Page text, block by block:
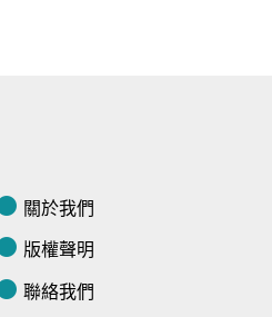
關於我們
版權聲明
聯絡我們